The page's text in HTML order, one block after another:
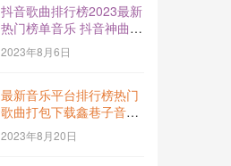
抖音歌曲排行榜2023最新
热门榜单音乐 抖音神曲
BGM打包下载【2023-
7】
2023年8月6日
最新音乐平台排行榜热门
歌曲打包下载鑫巷子音乐
酷流行风向标【第54期】
2023年8月20日